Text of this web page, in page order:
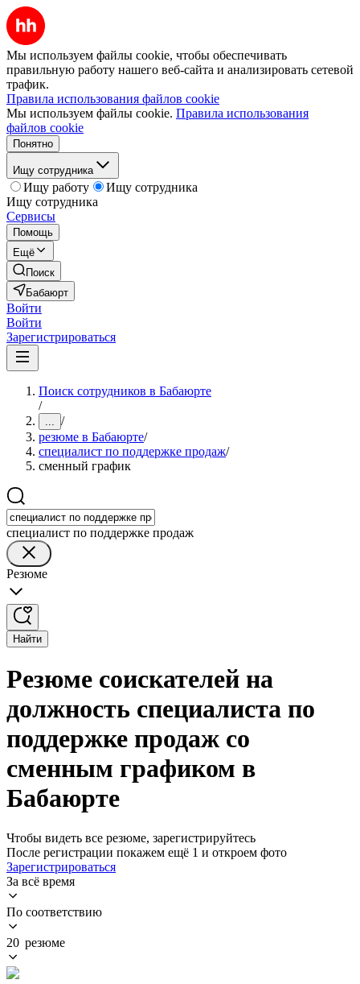
Мы используем файлы cookie, чтобы обеспечивать
правильную работу нашего веб-сайта и анализировать сетевой
трафик.
Правила использования файлов cookie
Мы используем файлы cookie. Правила использования
файлов cookie
Понятно
Ищу сотрудника
Ищу работу
Ищу сотрудника
Ищу сотрудника
Сервисы
Помощь
Ещё
Поиск
Бабаюрт
Войти
Войти
Зарегистрироваться
Поиск сотрудников в Бабаюрте
/
... /
резюме в Бабаюрте/
специалист по поддержке продаж/
сменный график
специалист по поддержке продаж
Резюме
Найти
Резюме соискателей на
должность специалиста по
поддержке продаж со
сменным графиком в
Бабаюрте
Чтобы видеть все резюме, зарегистрируйтесь
После регистрации покажем ещё 1 и откроем фото
Зарегистрироваться
За всё время
По соответствию
20 резюме